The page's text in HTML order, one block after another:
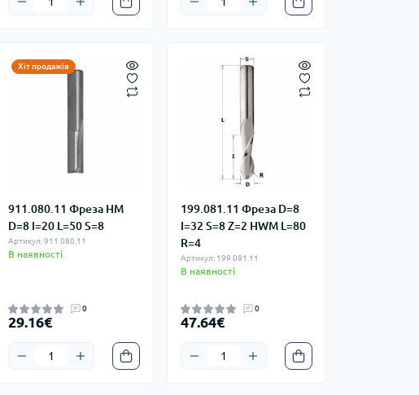
Хіт продажів
911.080.11 Фреза HM
D=8 I=20 L=50 S=8
Артикул: 911.080.11
В наявності
0
29.16€
199.081.11 Фреза D=8
I=32 S=8 Z=2 HWM L=80
R=4
Артикул: 199.081.11
В наявності
0
47.64€